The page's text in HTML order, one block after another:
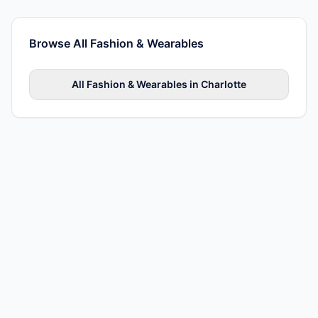
Browse All Fashion & Wearables
All Fashion & Wearables in Charlotte